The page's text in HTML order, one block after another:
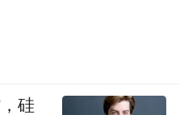
硅